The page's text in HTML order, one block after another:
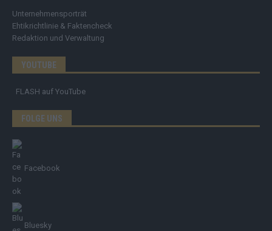
Unternehmensporträt
Ehtikrichtlinie & Faktencheck
Redaktion und Verwaltung
YOUTUBE
FLASH auf YouTube
FOLGE UNS
Facebook
Bluesky